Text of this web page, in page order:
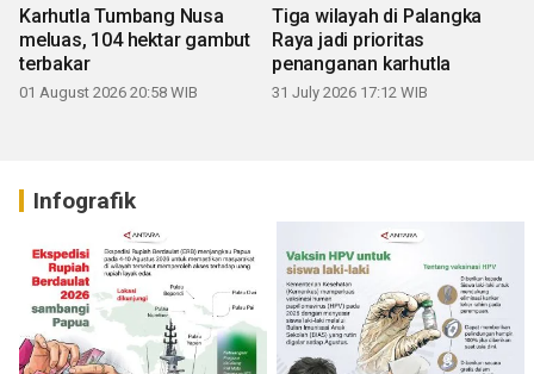
Karhutla Tumbang Nusa
meluas, 104 hektar gambut
terbakar
01 August 2026 20:58 WIB
Tiga wilayah di Palangka
Raya jadi prioritas
penanganan karhutla
31 July 2026 17:12 WIB
Infografik